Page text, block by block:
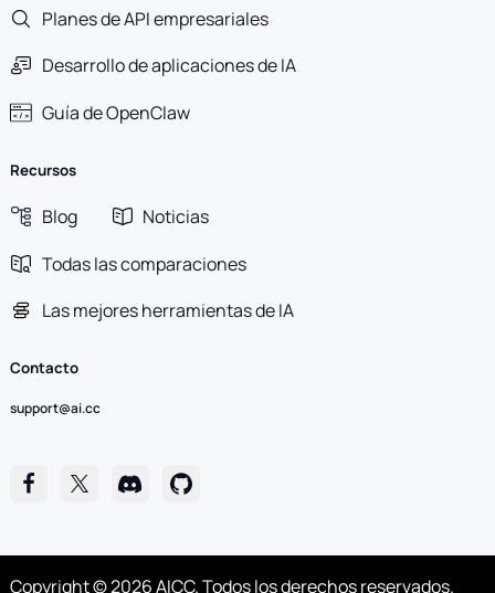
Planes de API empresariales
Desarrollo de aplicaciones de IA
Guía de OpenClaw
Recursos
Blog
Noticias
Todas las comparaciones
Las mejores herramientas de IA
Contacto
support@ai.cc
Copyright © 2026 AICC. Todos los derechos reservados.